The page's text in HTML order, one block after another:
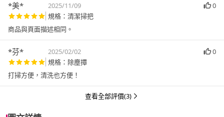
*美* 2025/11/09
0
規格：清潔掃把
商品與頁面描述相同。
*芬* 2025/02/02
0
規格：除塵撢
打掃方便，清洗也方便！
查看全部評價(3)